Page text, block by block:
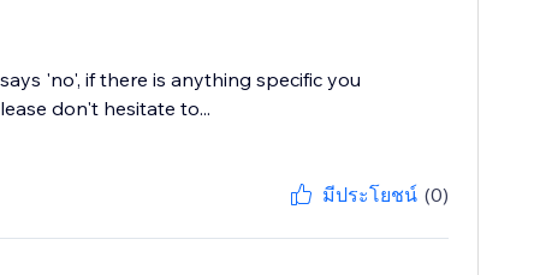
'no', if there is anything specific you
don't hesitate to...
มีประโยชน์ (0)